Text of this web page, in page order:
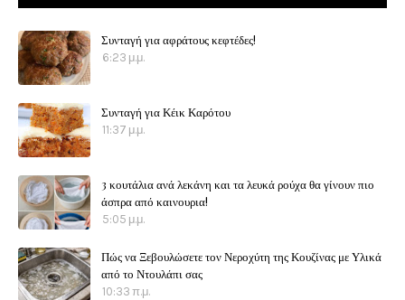
Συνταγή για αφράτους κεφτέδες!
6:23 μ.μ.
Συνταγή για Κέικ Καρότου
11:37 μ.μ.
3 κουτάλια ανά λεκάνη και τα λευκά ρούχα θα γίνουν πιο
άσπρα από καινουρια!
5:05 μ.μ.
Πώς να Ξεβουλώσετε τον Νεροχύτη της Κουζίνας με Υλικά
από το Ντουλάπι σας
10:33 π.μ.